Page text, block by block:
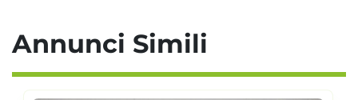
Annunci Simili